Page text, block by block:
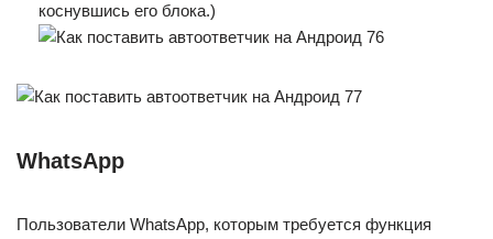
коснувшись его блока.)
WhatsApp
Пользователи WhatsApp, которым требуется функция